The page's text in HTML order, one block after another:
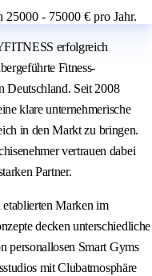
25000 - 75000 € pro Jahr.
erfolgreich
Fitness-
Deutschland. Seit 2008
klare unternehmerische
in den Markt zu bringen.
vertrauen dabei
Partner.
Marken im
decken unterschiedliche
personallosen Smart Gyms
mit Clubatmosphäre